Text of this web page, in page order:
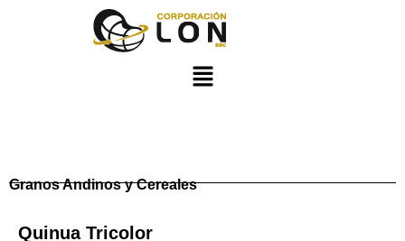
Granos Andinos y Cereales
Quinua Tricolor